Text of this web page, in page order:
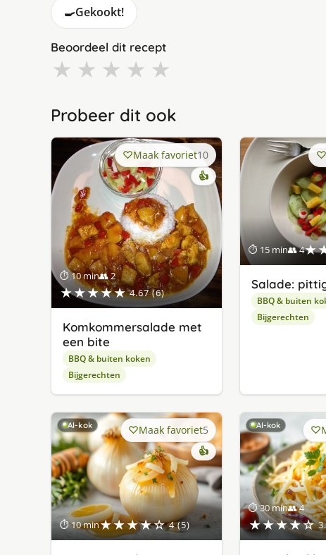
🍳Gekookt!
Beoordeel dit recept
★ ★ ★ ★ ★
Probeer dit ook
⏱ 10 min👥 2
★★★★★ 4.67 (6)
Maak favoriet10
👍
Komkommersalade met
een bite
BBQ & buiten koken
Bijgerechten
⏱ 15 min👥 4
Salade:
BBQ & buiten
Bijgerechten
AI-kok
⏱ 10 min★★★★☆ 4 (5)
Maak favoriet5
👍
AI-kok
⏱ 30 min👥 4
★★★★☆